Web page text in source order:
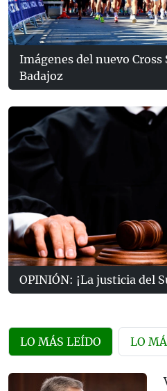
Imágenes del nuevo Cross
Badajoz
OPINIÓN: ¡La justicia del
LO MÁS LEÍDO LO